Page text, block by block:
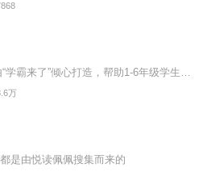
万
是由悦读佩佩搜集而来的